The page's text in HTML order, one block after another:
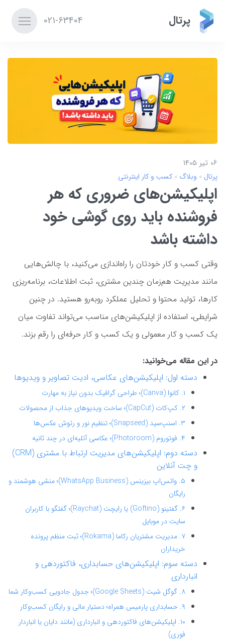
پرتال 021-63404
06 تير 1405
پرتال وبلاگ کسب و کار اینترنتی
اپلیکیشن‌های ضروری که هر
فروشنده باید روی گوشی خود
داشته باشد
وقتی کسب و کار خودتان را راه‌اندازی می‌کنید، با چالش‌هایی
مانند مدیریت هم‌زمان چندین مشتری، ثبت اطلاعات، برنامه‌ریزی
کارها، تولید محتوا و تحلیل عملکرد روبه‌رو هستید. در چنین
شرایطی، استفاده از اپلیکیشن‌های مناسب می‌تواند تفاوت میان
یک کسب و کار معمولی و یک کسب و کار حرفه‌ای را رقم بزند.
در این مقاله می‌خوانید:
دسته اول: اپلیکیشن‌های عکاسی، ادیت تصاویر و ویدیوها
۱. کانوا (Canva)؛ طراحی گرافیک بدون نیاز به مهارت
۲. کپ‌کات (CapCut)؛ ساخت ویدیوهای جذاب از محصولات
۳. اسنپ‌سید (Snapseed)؛ تنظیم نور و رتوش عکس‌ها
۴. فوتوروم (Photoroom)؛ عکاسی آتلیه‌ای در چند ثانیه
دسته دوم: اپلیکیشن‌های مدیریت ارتباط با مشتری (CRM)
و چت آنلاین
۵. واتس‌اپ بیزینس (WhatsApp Business)؛ منشی هوشمند و
رایگان
۶. گفتینو (Goftino) یا رایچت (Raychat)؛ گفتگو با کاربران
سایت در موبایل
۷. مدیریت مشتریان رکاما (Rokama)؛ ثبت منظم پرونده
خریداران
دسته سوم: اپلیکیشن‌های حسابداری، فاکتوردهی و
انبارداری
۸. گوگل شیت (Google Sheets)؛ جدول جادویی کسب‌وکار شما
۹. حسابداری پارمیس همراه؛ دستیار مالی و رایگان کسب‌وکار
۱۰. اپلیکیشن‌های فاکتوردهی و انبارداری (مانند دایان یا انباردار
فوری)